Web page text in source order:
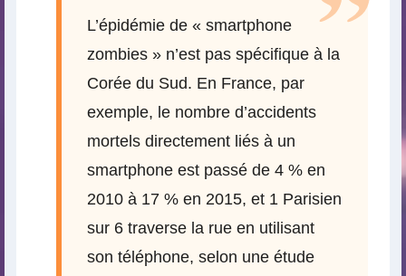
L’épidémie de « smartphone
zombies » n’est pas spécifique à la
Corée du Sud. En France, par
exemple, le nombre d’accidents
mortels directement liés à un
smartphone est passé de 4 % en
2010 à 17 % en 2015, et 1 Parisien
sur 6 traverse la rue en utilisant
son téléphone, selon une étude